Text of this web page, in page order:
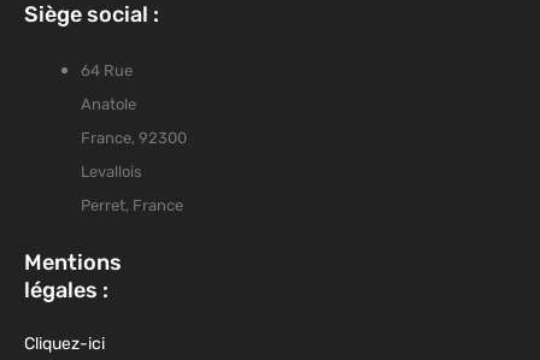
Siège social :
64 Rue
Anatole
France, 92300
Levallois
Perret, France
Mentions
légales :
Cliquez-ici